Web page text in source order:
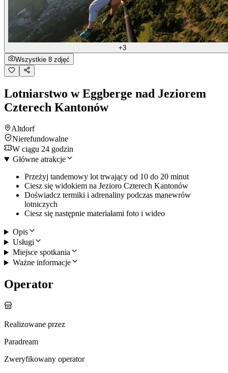
+3
Wszystkie 8 zdjęć
Lotniarstwo w Eggberge nad Jeziorem
Czterech Kantonów
Altdorf
Nierefundowalne
W ciągu 24 godzin
Główne atrakcje
Przeżyj tandemowy lot trwający od 10 do 20 minut
Ciesz się widokiem na Jezioro Czterech Kantonów
Doświadcz termiki i adrenaliny podczas manewrów
lotniczych
Ciesz się następnie materiałami foto i wideo
Opis
Usługi
Miejsce spotkania
Ważne informacje
Operator
Realizowane przez
Paradream
Zweryfikowany operator